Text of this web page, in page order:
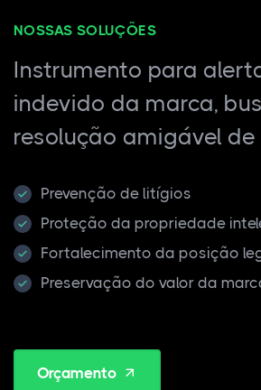
NOSSAS SOLUÇÕES
Instrumento para
indevido da marca,
resolução amigável
Prevenção de litígios
Proteção da propriedade
Fortalecimento da posição
Preservação do valor da
Orçamento